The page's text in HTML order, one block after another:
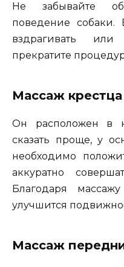
Не забывайте
поведение собаки.
вздрагивать
прекратите
Массаж крестца
Он расположен в
сказать проще, у
необходимо
аккуратно
Благодаря
улучшится
Массаж